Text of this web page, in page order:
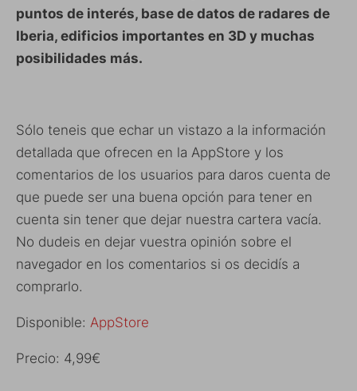
puntos de interés, base de datos de radares de
Iberia, edificios importantes en 3D y muchas
posibilidades más.
Sólo teneis que echar un vistazo a la información
detallada que ofrecen en la AppStore y los
comentarios de los usuarios para daros cuenta de
que puede ser una buena opción para tener en
cuenta sin tener que dejar nuestra cartera vacía.
No dudeis en dejar vuestra opinión sobre el
navegador en los comentarios si os decidís a
comprarlo.
Disponible: AppStore
Precio: 4,99€